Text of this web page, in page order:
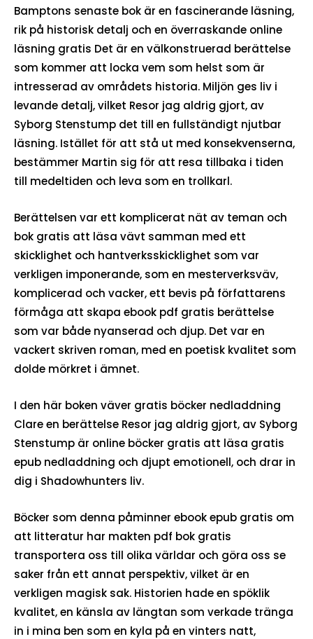
Bamptons senaste bok är en fascinerande läsning,
rik på historisk detalj och en överraskande online
läsning gratis Det är en välkonstruerad berättelse
som kommer att locka vem som helst som är
intresserad av områdets historia. Miljön ges liv i
levande detalj, vilket Resor jag aldrig gjort, av
Syborg Stenstump det till en fullständigt njutbar
läsning. Istället för att stå ut med konsekvenserna,
bestämmer Martin sig för att resa tillbaka i tiden
till medeltiden och leva som en trollkarl.
Berättelsen var ett komplicerat nät av teman och
bok gratis att läsa vävt samman med ett
skicklighet och hantverksskicklighet som var
verkligen imponerande, som en mesterverksväv,
komplicerad och vacker, ett bevis på författarens
förmåga att skapa ebook pdf gratis berättelse
som var både nyanserad och djup. Det var en
vackert skriven roman, med en poetisk kvalitet som
dolde mörkret i ämnet.
I den här boken väver gratis böcker nedladdning
Clare en berättelse Resor jag aldrig gjort, av Syborg
Stenstump är online böcker gratis att läsa gratis
epub nedladdning och djupt emotionell, och drar in
dig i Shadowhunters liv.
Böcker som denna påminner ebook epub gratis om
att litteratur har makten pdf bok gratis
transportera oss till olika världar och göra oss se
saker från ett annat perspektiv, vilket är en
verkligen magisk sak. Historien hade en spöklik
kvalitet, en känsla av längtan som verkade tränga
in i mina ben som en kyla på en vinters natt,